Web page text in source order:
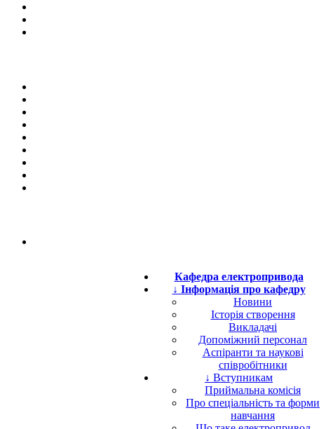
Кафедра електропривода
↓ Інформація про кафедру
Новини
Історія створення
Викладачі
Допоміжний персонал
Аспіранти та наукові
співробітники
↓ Вступникам
Приймальна комісія
Про спеціальність та форми
навчання